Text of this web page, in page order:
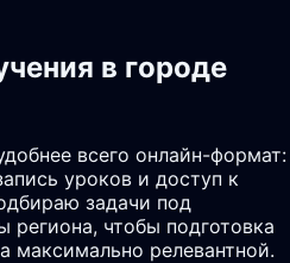
в городе
всего онлайн-формат:
уроков и доступ к
задачи под
чтобы подготовка
максимально релевантной.